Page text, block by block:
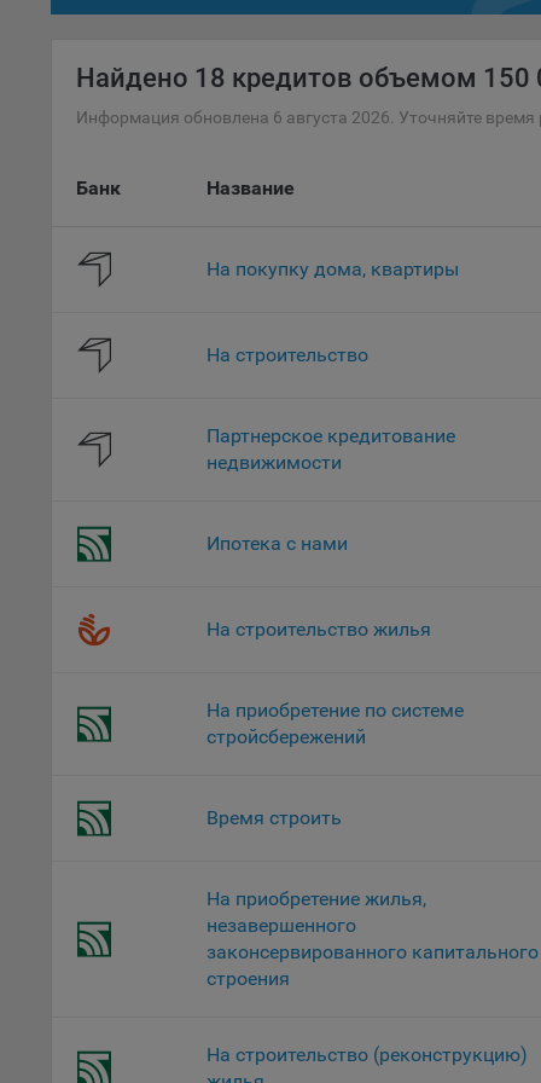
На
На
Найдено 18 кредитов объемом 150
Информация обновлена 6 августа 2026. Уточняйте время
Банк Название
На покупку дома, квартиры
На строительство
Партнерское кредитование
недвижимости
Ипотека с нами
На строительство жилья
На приобретение по системе
стройсбережений
Время строить
На приобретение жилья,
незавершенного
законсервированного капитального
строения
На строительство (реконструкцию)